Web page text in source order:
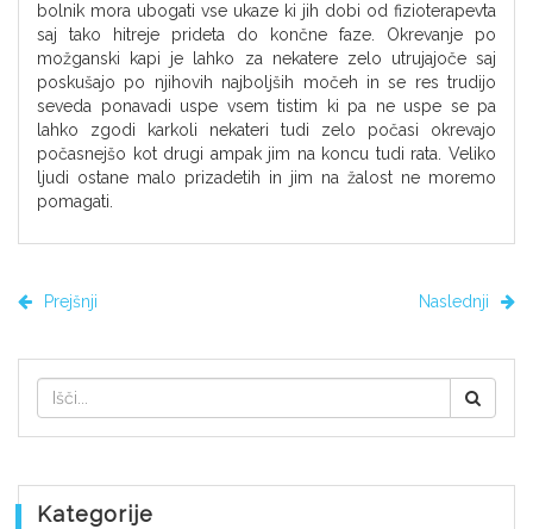
bolnik mora ubogati vse ukaze ki jih dobi od fizioterapevta
saj tako hitreje prideta do končne faze. Okrevanje po
možganski kapi je lahko za nekatere zelo utrujajoče saj
poskušajo po njihovih najboljših močeh in se res trudijo
seveda ponavadi uspe vsem tistim ki pa ne uspe se pa
lahko zgodi karkoli nekateri tudi zelo počasi okrevajo
počasnejšo kot drugi ampak jim na koncu tudi rata. Veliko
ljudi ostane malo prizadetih in jim na žalost ne moremo
pomagati.
Prejšnji Naslednji
Kategorije